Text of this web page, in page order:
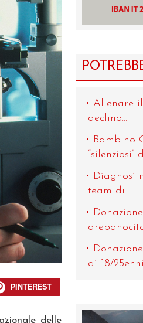
PINTEREST
delle
Allenare
declino...
Bambino
“silenziosi”
Diagnosi
team di...
ai 18/25enni